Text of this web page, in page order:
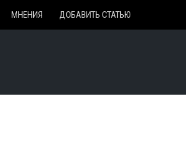
МНЕНИЯ ДОБАВИТЬ СТАТЬЮ